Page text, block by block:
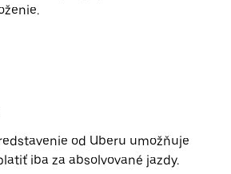
od Uberu umožňuje
iba za absolvované jazdy.